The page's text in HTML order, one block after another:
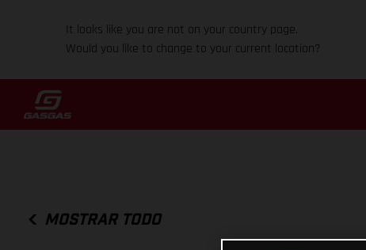
It looks like you are not on your country page.
Would you like to change to your current location?
MOSTRAR TODO